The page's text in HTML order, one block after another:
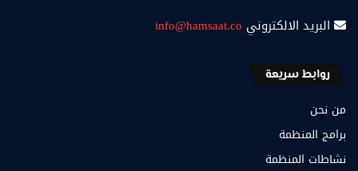
البريد الالكتروني info@hamsaat.co
روابط سريعة
من نحن
برامج المنظمة
نشاطات المنظمة